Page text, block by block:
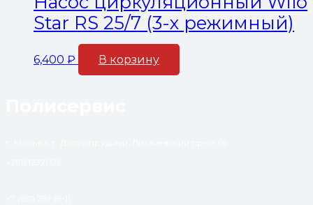
Star RS 25/7 (3-х режимный)
6,400 ₽ В корзину